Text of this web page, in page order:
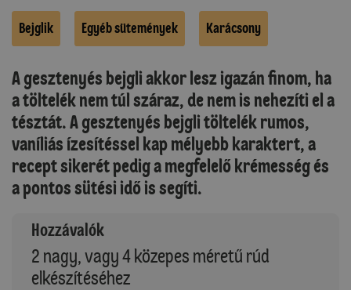
Bejglik Egyéb sütemények Karácsony
A gesztenyés bejgli akkor lesz igazán finom, ha
a töltelék nem túl száraz, de nem is nehezíti el a
tésztát. A gesztenyés bejgli töltelék rumos,
vaníliás ízesítéssel kap mélyebb karaktert, a
recept sikerét pedig a megfelelő krémesség és
a pontos sütési idő is segíti.
Hozzávalók
2 nagy, vagy 4 közepes méretű rúd
elkészítéséhez